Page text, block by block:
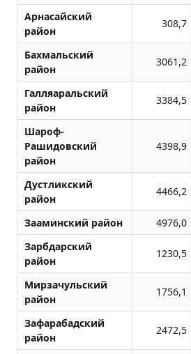
Арнасайский
район
308,7
Бахмальский
район
3061,2
Галляаральский
район
3384,5
Шароф-
Рашидовский
район
4398,9
Дустликский
район
4466,2
Зааминский район 4976,0
Зарбдарский
район
1230,5
Мирзачульский
район
1756,1
Зафарабадский
район
2472,5